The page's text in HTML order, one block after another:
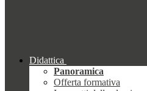
Didattica
Panoramica
Offerta formativa